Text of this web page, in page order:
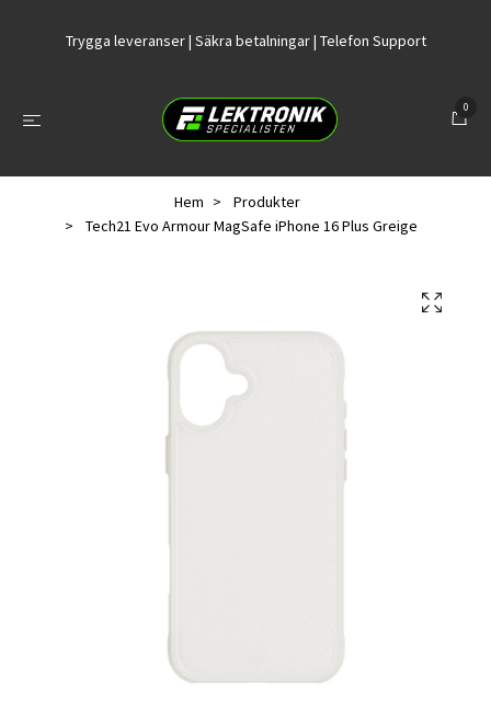
Trygga leveranser | Säkra betalningar | Telefon Support
0
Hem
Produkter
Tech21 Evo Armour MagSafe iPhone 16 Plus Greige